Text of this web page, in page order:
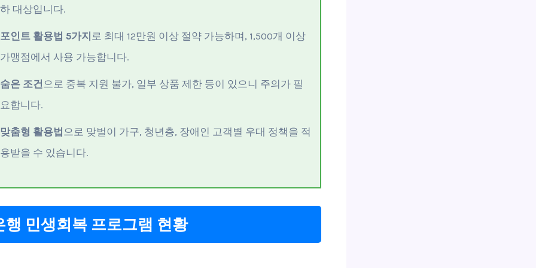
하 대상입니다.
포인트 활용법 5가지 로 최대 12만원 이상 절약 가능하며, 1,500개 이상
가맹점에서 사용 가능합니다.
숨은 조건 으로 중복 지원 불가, 일부 상품 제한 등이 있으니 주의가 필
요합니다.
맞춤형 활용법 으로 맞벌이 가구, 청년층, 장애인 고객별 우대 정책을 적
용받을 수 있습니다.
행 민생회복 프로그램 현황